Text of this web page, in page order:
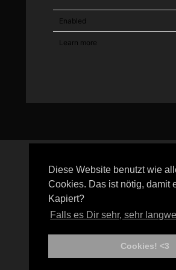
Diese Website benutzt wie
Cookies. Das ist nötig, damit
Kapiert?
Falls es Dir sehr, sehr
Cookies! <3
blutgräfin convention coverup Fetish
Grausame Töchter
MoreThanMode
Nachtmahr Noxiris